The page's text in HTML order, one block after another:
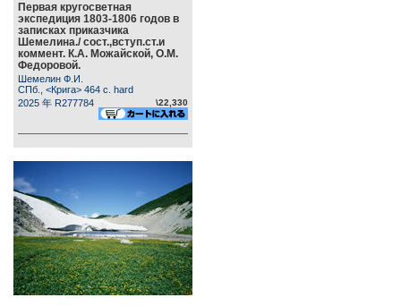
Первая кругосветная
экспедиция 1803-1806 годов в
записках приказчика
Шемелина./ сост.,вступ.ст.и
коммент. К.А. Можайской, О.М.
Федоровой.
Шемелин Ф.И.
СПб., <Крига> 464 c. hard
2025 年 R277784
\22,330